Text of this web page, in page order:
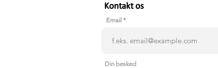
Kontakt os
Email
Din besked